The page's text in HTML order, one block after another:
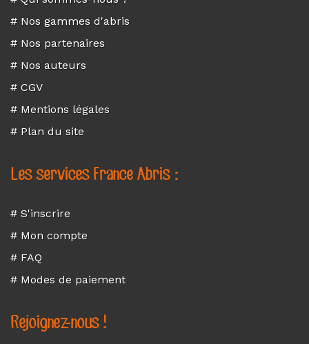
# Nos gammes d'abris
# Nos partenaires
# Nos auteurs
# CGV
# Mentions légales
# Plan du site
Les services France Abris :
# S'inscrire
# Mon compte
# FAQ
# Modes de paiement
Rejoignez-nous !